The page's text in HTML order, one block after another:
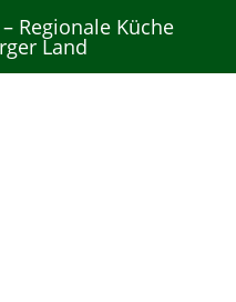
Regionale Küche
Land